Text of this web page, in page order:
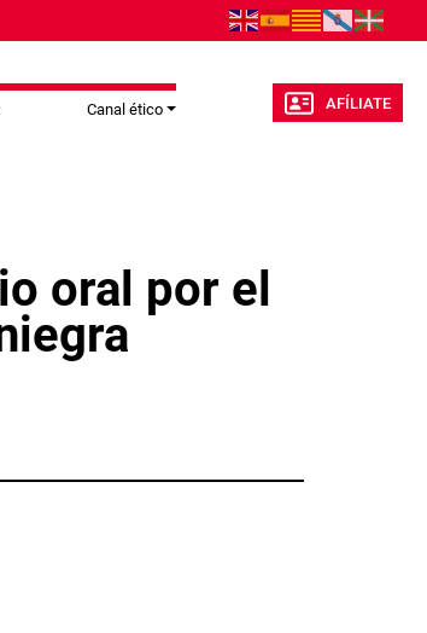
Canal ético AFÍLIATE
oral por el